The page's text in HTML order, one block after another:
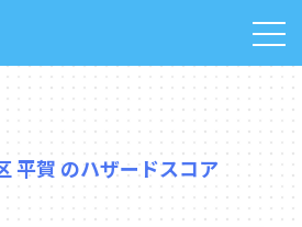
平賀 のハザードスコア